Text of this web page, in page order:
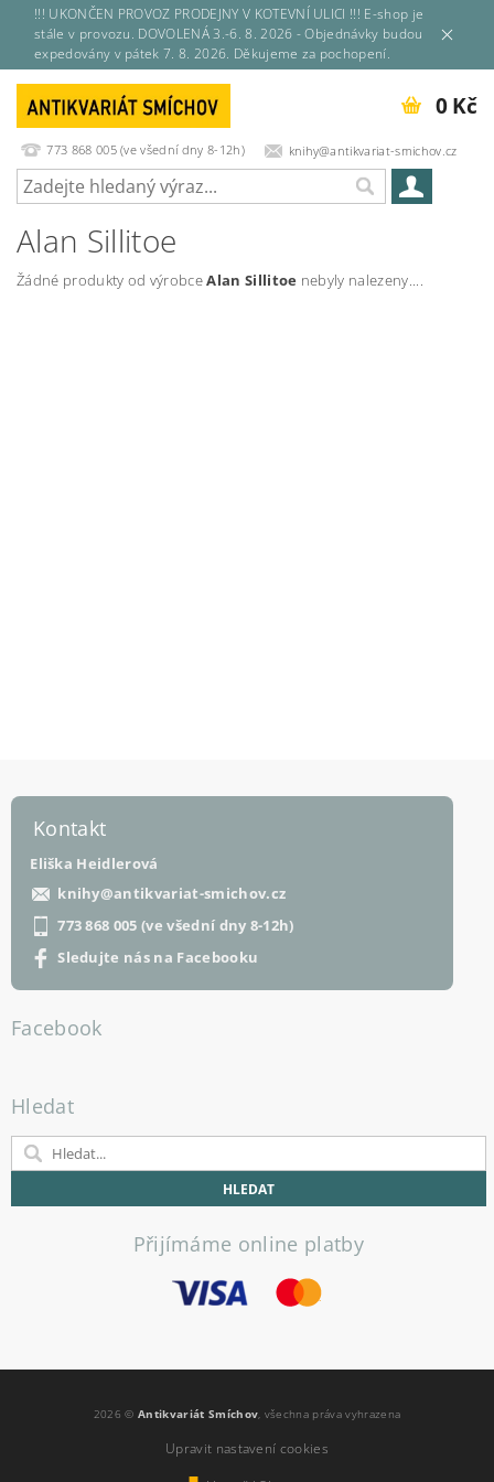
!!! UKONČEN PROVOZ PRODEJNY V KOTEVNÍ ULICI !!! E-shop je
stále v provozu. DOVOLENÁ 3.-6. 8. 2026 - Objednávky budou
expedovány v pátek 7. 8. 2026. Děkujeme za pochopení.
773 868 005 (ve všední dny 8-12h) knihy@antikvariat-smichov.cz
0 Kč
Alan Sillitoe
Žádné produkty od výrobceAlan Sillitoe nebyly nalezeny....
Kontakt
Eliška Heidlerová
knihy@antikvariat-smichov.cz
773 868 005 (ve všední dny 8-12h)
Sledujte nás na Facebooku
Facebook
Hledat
Přijímáme online platby
2026 ©Antikvariát Smíchov , všechna práva vyhrazena
Upravit nastavení cookies